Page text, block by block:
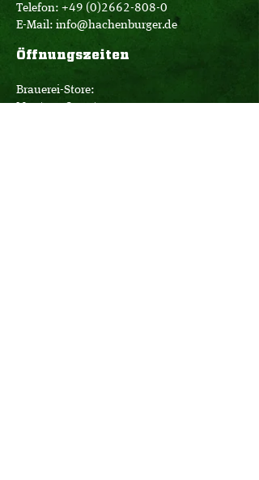
Telefon: +49 (0)2662-808-0
E-Mail: info@hachenburger.de
Öffnungszeiten
Brauerei-Store:
Montag - Samstag